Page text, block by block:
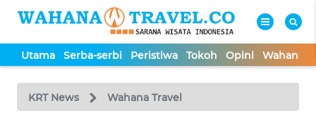
Utama Serba-serbi Peristiwa Tokoh Opini Wahana
KRT News Wahana Travel
TV
Tutup